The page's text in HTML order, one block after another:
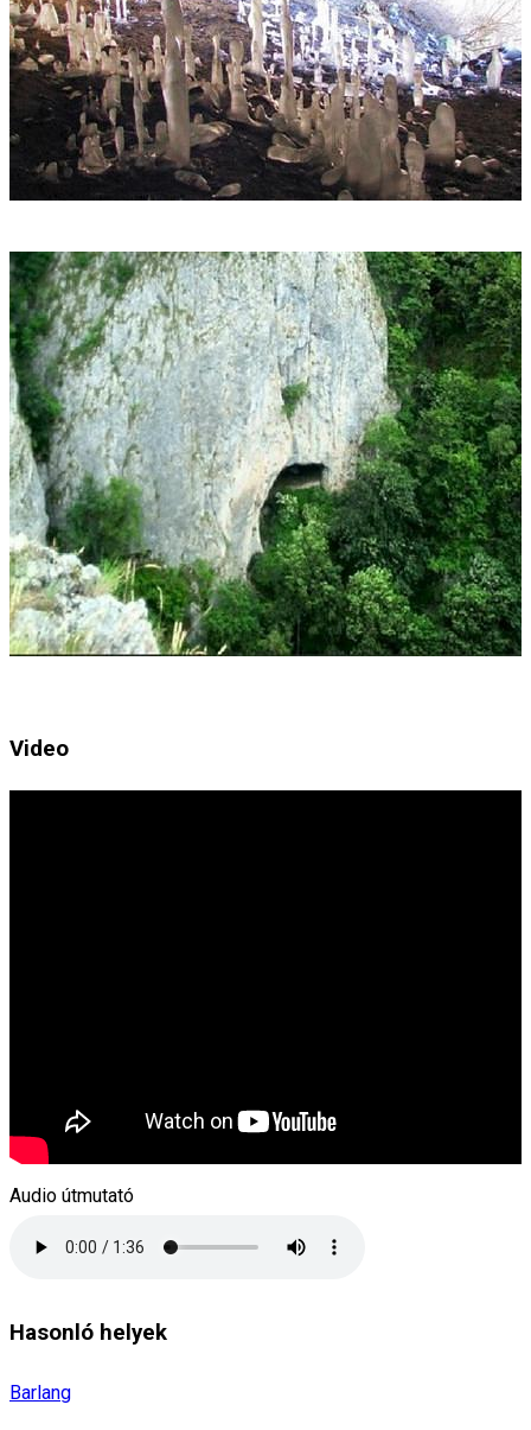
Video
Audio útmutató
Hasonló helyek
Barlang